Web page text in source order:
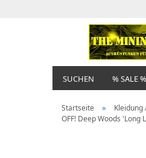
SUCHEN % SALE %
Startseite »
OFF! Deep Woods